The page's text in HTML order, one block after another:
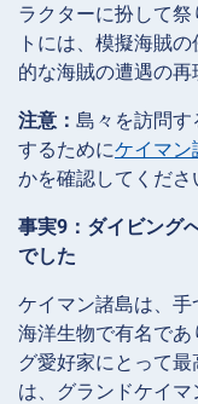
ラクターに扮して
トには、模擬海賊
的な海賊の遭遇の再
注意： 島々を訪問
するためにケイマン
かを確認してくださ
事実9：ダイビング
でした
ケイマン諸島は、
海洋生物で有名で
グ愛好家にとって
は、グランドケイ